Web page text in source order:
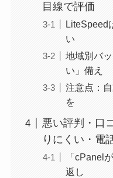
目線で評価
LiteSpeed
い
地域別バ
い」備え
注意点：
を
悪い評判・口
りにくい・電
「cPanel
返し